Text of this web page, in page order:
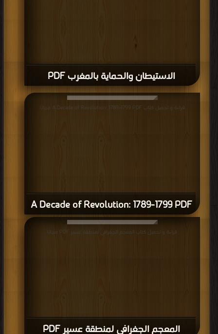
الاستيطان والحماية بالمغرب PDF
A Decade of Revolution: 1789-1799 PDF
قراءة و تحميل كتاب A Decade of Revolution: 1789-1799 PDF مجانا
المعجم الجغرافي لمنطقة عسير PDF
قراءة و تحميل كتاب المعجم الجغرافي لمنطقة عسير PDF مجانا